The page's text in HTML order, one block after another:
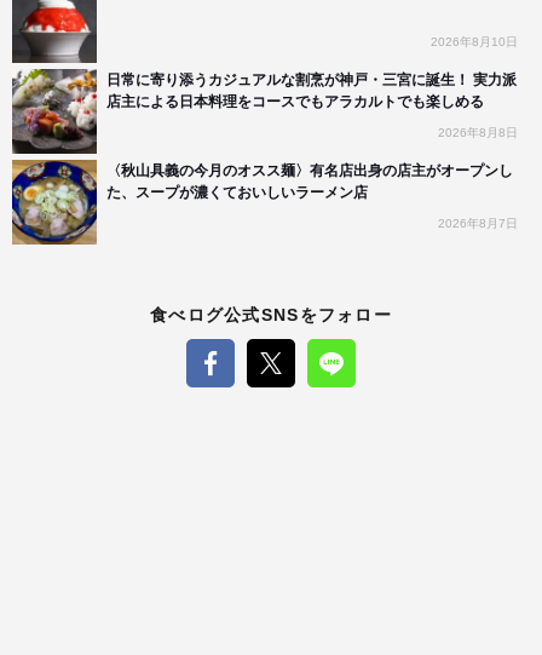
2026年8月10日
日常に寄り添うカジュアルな割烹が神戸・三宮に誕生！ 実力派
店主による日本料理をコースでもアラカルトでも楽しめる
2026年8月8日
〈秋山具義の今月のオスス麺〉有名店出身の店主がオープンし
た、スープが濃くておいしいラーメン店
2026年8月7日
食べログ公式SNSをフォロー